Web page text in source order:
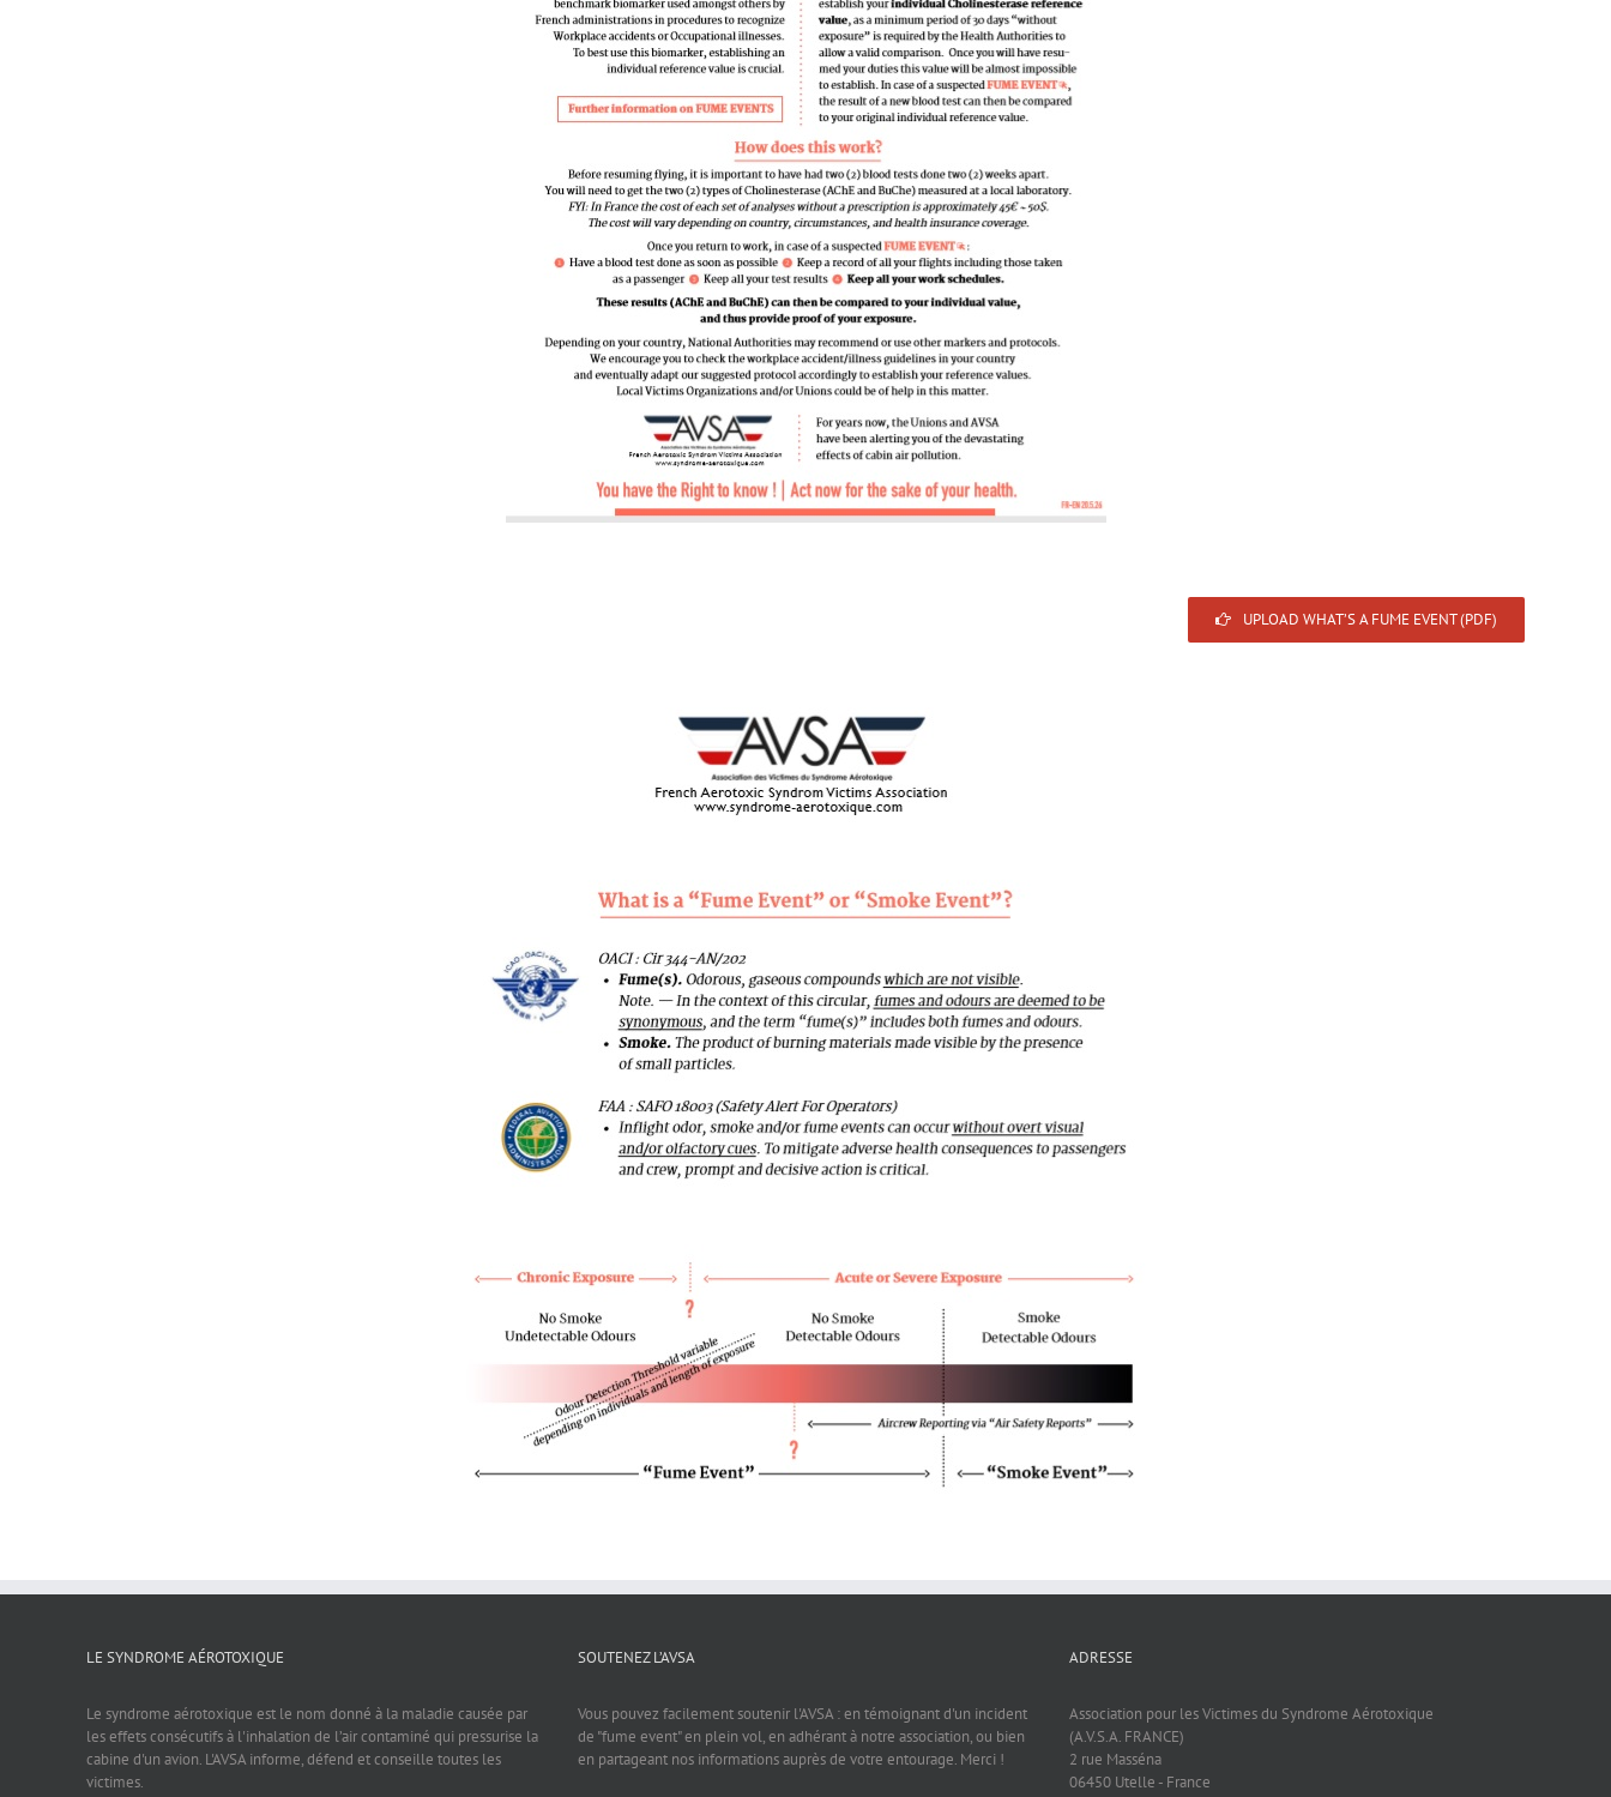
UPLOAD WHAT’S A FUME EVENT (PDF)
LE SYNDROME AÉROTOXIQUE
Le syndrome aérotoxique est le nom donné à la maladie causée par
les effets consécutifs à l'inhalation de l’air contaminé qui pressurise la
cabine d'un avion. L'AVSA informe, défend et conseille toutes les
victimes.
SOUTENEZ L’AVSA
Vous pouvez facilement soutenir l'AVSA : en témoignant d'un incident
de "fume event" en plein vol, en adhérant à notre association, ou bien
en partageant nos informations auprès de votre entourage. Merci !
ADRESSE
Association pour les Victimes du Syndrome Aérotoxique
(A.V.S.A. FRANCE)
2 rue Masséna
06450 Utelle - France